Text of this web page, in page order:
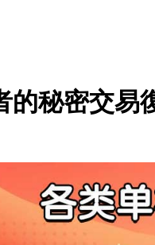
秘密交易